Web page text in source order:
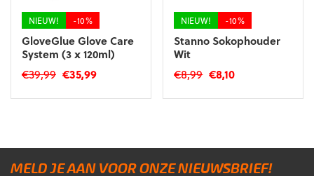
de
productpagina
NIEUW! -10%
GloveGlue Glove Care
System (3 x 120ml)
€39,99 Oorspronkelijke
€35,99Huidige
NIEUW! -10%
Stanno Sokophouder
Wit
€8,99 Oorspronkelijke
€8,10Huidige
MELD JE AAN VOOR ONZE NIEUWSBRIEF!